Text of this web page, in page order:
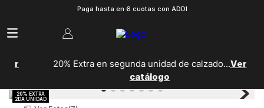
Paga hasta en 6 cuotas con ADDI
20% Extra en segunda unidad de calzado...Ver
catálogo